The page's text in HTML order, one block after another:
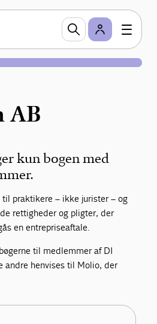
AB
kun bogen med
til praktikere – ikke jurister – og
rettigheder og pligter, der
en entrepriseaftale.
til medlemmer af DI
andre henvises til Molio, der